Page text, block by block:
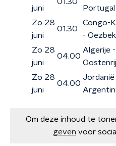
juni
Portugal
Zo 28
juni
01.30
Congo-
-
Zo 28
juni
04.00
Algerije -
Zo 28
juni
04.00
Jordanië
Om deze inhoud te
geven voor